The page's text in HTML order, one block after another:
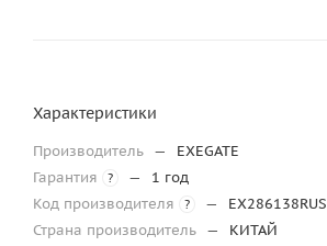
Характеристики
Производитель —
EXEGATE
Гарантия
? —
1 год
Код производителя
? —
EX286138RUS
Страна производитель —
КИТАЙ